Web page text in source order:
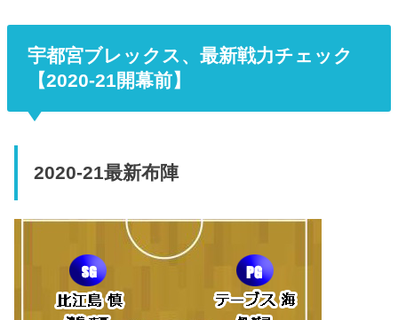
宇都宮ブレックス、最新戦力チェック
【2020-21開幕前】
2020-21最新布陣